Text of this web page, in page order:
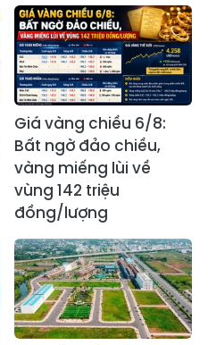
Giá vàng chiều 6/8:
Bất ngờ đảo chiều,
vàng miếng lùi về
vùng 142 triệu
đồng/lượng